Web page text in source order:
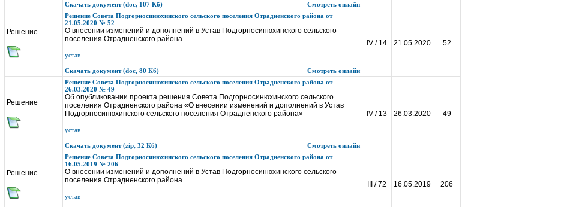
Скачать документ (doc, 107 Кб) Смотреть онлайн
Решение
Решение Совета Подгорносинюхинского сельского поселения Отрадненского района от
21.05.2020 № 52
О внесении изменений и дополнений в Устав Подгорносинюхинского сельского
поселения Отрадненского района
устав
Скачать документ (doc, 80 Кб) Смотреть онлайн
IV / 14 21.05.2020 52
Решение
Решение Совета Подгорносинюхинского сельского поселения Отрадненского района от
26.03.2020 № 49
Об опубликовании проекта решения Совета Подгорносинюхинского сельского
поселения Отрадненского района «О внесении изменений и дополнений в Устав
Подгорносинюхинского сельского поселения Отрадненского района»
устав
Скачать документ (zip, 32 Кб) Смотреть онлайн
IV / 13 26.03.2020 49
Решение
Решение Совета Подгорносинюхинского сельского поселения Отрадненского района от
16.05.2019 № 206
О внесении изменений и дополнений в Устав Подгорносинюхинского сельского
поселения Отрадненского района
устав
III / 72 16.05.2019 206